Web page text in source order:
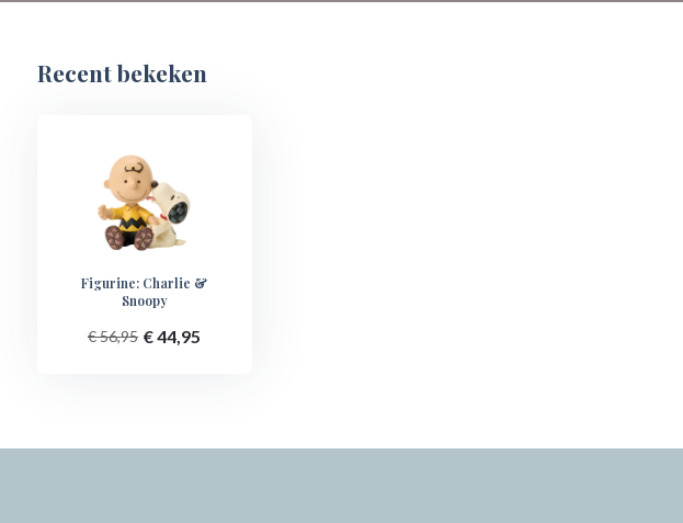
Recent bekeken
Figurine: Charlie &
Snoopy
€ 56,95 € 44,95